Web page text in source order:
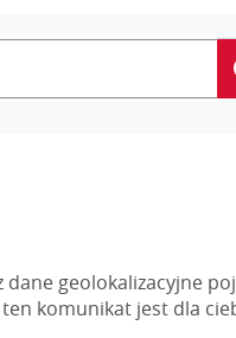
dane geolokalizacyjne
komunikat jest dla